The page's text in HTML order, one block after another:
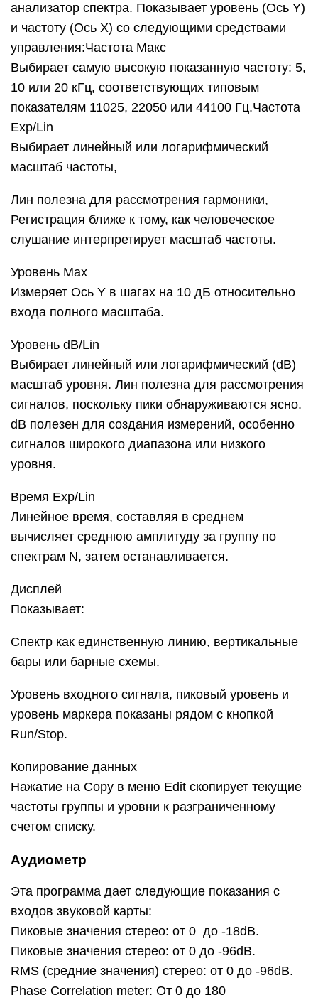
анализатор спектра. Показывает уровень (Ось Y)
и частоту (Ось X) со следующими средствами
управления:Частота Макс
Выбирает самую высокую показанную частоту: 5,
10 или 20 кГц, соответствующих типовым
показателям 11025, 22050 или 44100 Гц.Частота
Exp/Lin
Выбирает линейный или логарифмический
масштаб частоты,
Лин полезна для рассмотрения гармоники,
Регистрация ближе к тому, как человеческое
слушание интерпретирует масштаб частоты.
Уровень Max
Измеряет Ось Y в шагах на 10 дБ относительно
входа полного масштаба.
Уровень dB/Lin
Выбирает линейный или логарифмический (dB)
масштаб уровня. Лин полезна для рассмотрения
сигналов, поскольку пики обнаруживаются ясно.
dB полезен для создания измерений, особенно
сигналов широкого диапазона или низкого
уровня.
Время Exp/Lin
Линейное время, составляя в среднем
вычисляет среднюю амплитуду за группу по
спектрам N, затем останавливается.
Дисплей
Показывает:
Спектр как единственную линию, вертикальные
бары или барные схемы.
Уровень входного сигнала, пиковый уровень и
уровень маркера показаны рядом с кнопкой
Run/Stop.
Копирование данных
Нажатие на Copy в меню Edit скопирует текущие
частоты группы и уровни к разграниченному
счетом списку.
Аудиометр
Эта программа дает следующие показания с
входов звуковой карты:
Пиковые значения стерео: от 0 до -18dB.
Пиковые значения стерео: от 0 до -96dB.
RMS (средние значения) стерео: от 0 до -96dB.
Phase Correlation meter: От 0 до 180